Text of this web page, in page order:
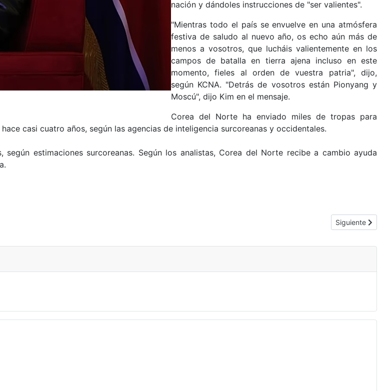
nación y dándoles instrucciones de "ser valientes".
"Mientras todo el país se envuelve en una atmósfera
festiva de saludo al nuevo año, os echo aún más de
menos a vosotros, que lucháis valientemente en los
campos de batalla en tierra ajena incluso en este
momento, fieles al orden de vuestra patria", dijo,
según KCNA. "Detrás de vosotros están Pionyang y
Moscú", dijo Kim en el mensaje.
Corea del Norte ha enviado miles de tropas para
casi cuatro años, según las agencias de inteligencia surcoreanas y occidentales.
estimaciones surcoreanas. Según los analistas, Corea del Norte recibe a cambio ayuda
Artículo
Siguiente